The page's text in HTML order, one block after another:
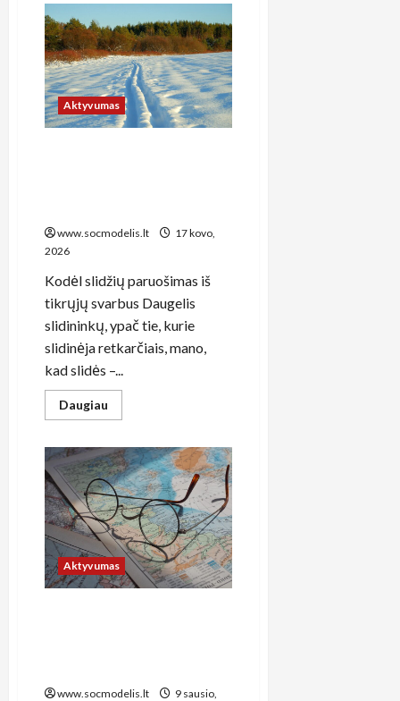
čempionatai:
kaip
sekti
ir
mėgautis
geriausiu
futbolu
Aktyvumas
www.socmodelis.lt
17 kovo,
2026
Kodėl slidžių paruošimas iš
tikrųjų svarbus Daugelis
slidininkų, ypač tie, kurie
slidinėja retkarčiais, mano,
kad slidės –...
Daugiau
more
tinkamai
paruošti
slidės
žiemai:
vaškavimas,
galandinimas
ir
priežiūra
žingsnis
po
žingsnio
Aktyvumas
www.socmodelis.lt
9 sausio,